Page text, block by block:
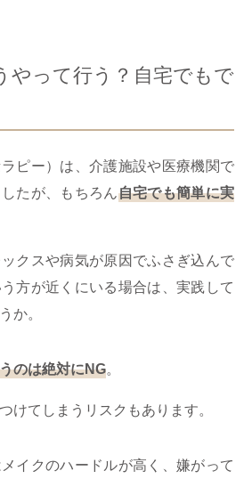
やって行う？自宅でもで
ピー）は、介護施設や医療機関で
たが、もちろん自宅でも簡単に実
クスや病気が原因でふさぎ込んで
方が近くにいる場合は、実践して
か。
のは絶対にNG。
けてしまうリスクもあります。
イクのハードルが高く、嫌がって